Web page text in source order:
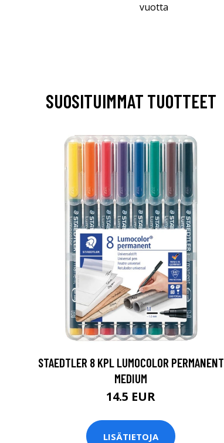
vuotta
SUOSITUIMMAT TUOTTEET
STAEDTLER 8 KPL LUMOCOLOR PERMANENT
MEDIUM
14.5 EUR
LISÄTIETOJA